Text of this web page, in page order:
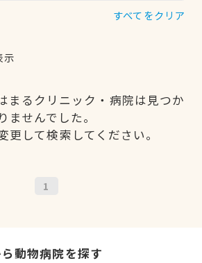
すべてをクリア
示
まるクリニック・病院は見つか
りませんでした。
更して検索してください。
1
動物病院を探す